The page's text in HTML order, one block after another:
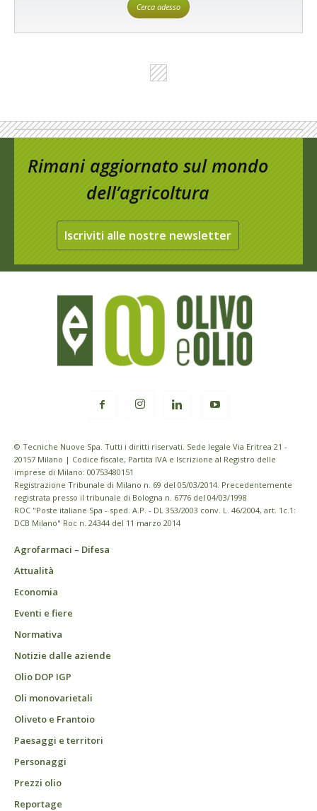
Cerca adesso
Rimani aggiornato sul mondo
dell’agricoltura
Iscriviti alle nostre newsletter
© Tecniche Nuove Spa. Tutti i diritti riservati. Sede legale Via Eritrea 21 -
20157 Milano | Codice fiscale, Partita IVA e Iscrizione al Registro delle
imprese di Milano: 00753480151
Registrazione Tribunale di Milano n. 69 del 05/03/2014. Precedentemente
registrata presso il tribunale di Bologna n. 6776 del 04/03/1998
ROC "Poste italiane Spa - sped. A.P. - DL 353/2003 conv. L. 46/2004, art. 1c.1:
DCB Milano" Roc n. 24344 del 11 marzo 2014
Agrofarmaci – Difesa
Attualità
Economia
Eventi e fiere
Normativa
Notizie dalle aziende
Olio DOP IGP
Oli monovarietali
Oliveto e Frantoio
Paesaggi e territori
Personaggi
Prezzi olio
Reportage